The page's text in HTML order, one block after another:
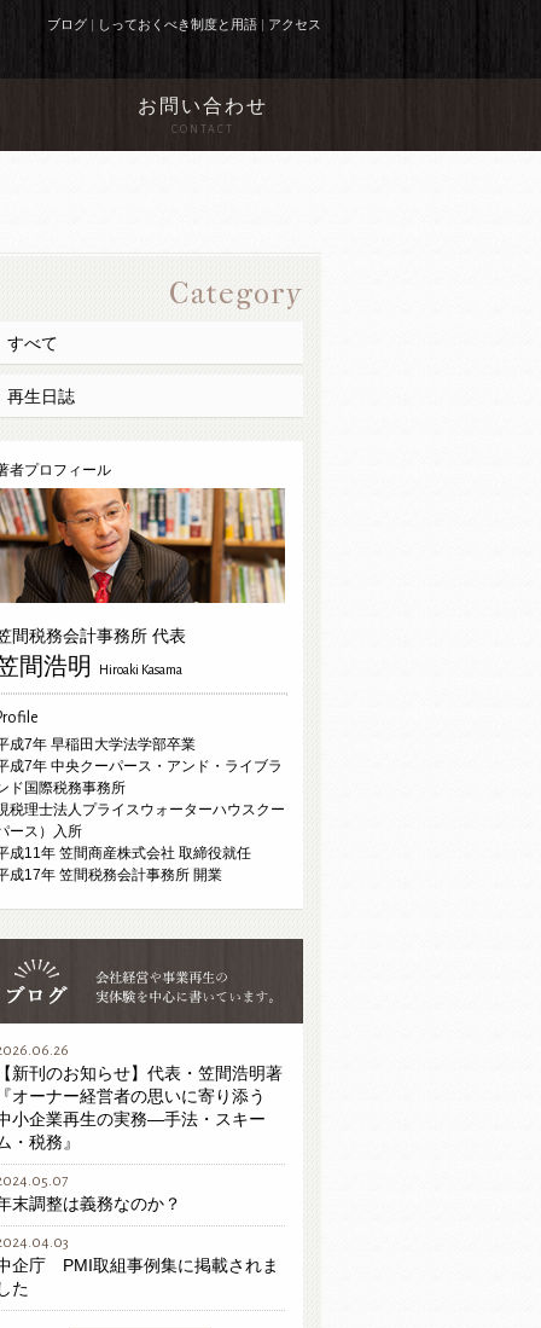
ブログ | しっておくべき制度と用語 | アクセス
お問い合わせ
CONTACT
Category
すべて
再生日誌
者プロフィール
間税務会計事務所 代表
間浩明 Hiroaki Kasama
成7年 早稲田大学法学部卒業
成7年 中央クーパース・アンド・ライブラ
ド国際税務事務所
税理士法人プライスウォーターハウスクー
ース）入所
成11年 笠間商産株式会社 取締役就任
成17年 笠間税務会計事務所 開業
新刊のお知らせ】代表・笠間浩明著
オーナー経営者の思いに寄り添う
小企業再生の実務―手法・スキー
・税務』
末調整は義務なのか？
企庁 PMI取組事例集に掲載されま
た